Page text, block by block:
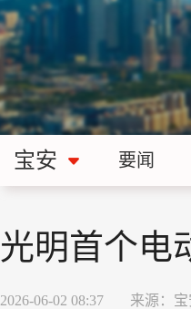
宝安 要闻
光明首个电
2026-06-02 08:37 来源：